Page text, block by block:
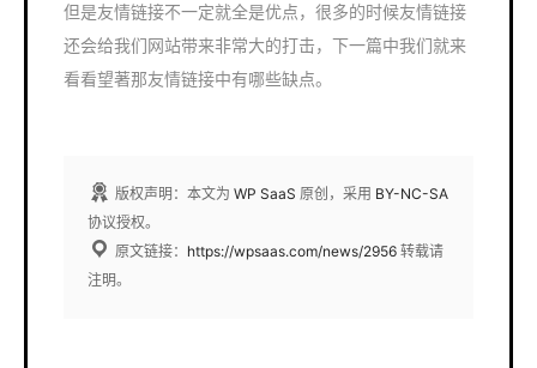
但是友情链接不一定就全是优点，很多的时候友情链接
还会给我们网站带来非常大的打击，下一篇中我们就来
看看望著那友情链接中有哪些缺点。
版权声明：本文为 WP SaaS 原创，采用 BY-NC-SA
协议授权。
原文链接： https://wpsaas.com/news/2956 转载请
注明。